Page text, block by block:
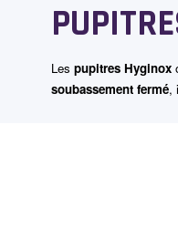
Les pupitres Hyginox
soubassement fermé,